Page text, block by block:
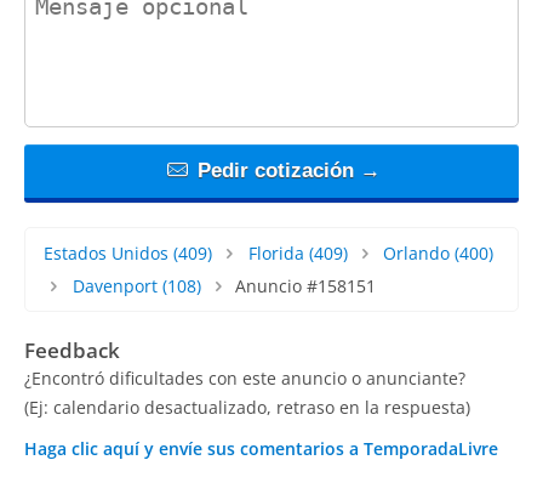
Pedir cotización →
Estados Unidos (409) Florida (409) Orlando (400)
Davenport(108) Anuncio #158151
Feedback
¿Encontró dificultades con este anuncio o anunciante?
(Ej: calendario desactualizado, retraso en la respuesta)
Haga clic aquí y envíe sus comentarios a TemporadaLivre